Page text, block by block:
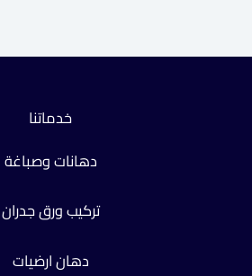
خدماتنا
دهانات وصباغة
تركيب ورق جدران
دهان ارضيات